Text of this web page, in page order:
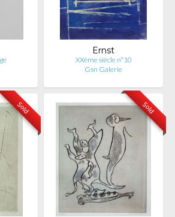
Ernst
XXème siècle n°10
Gsn Galerie
Sold Sold